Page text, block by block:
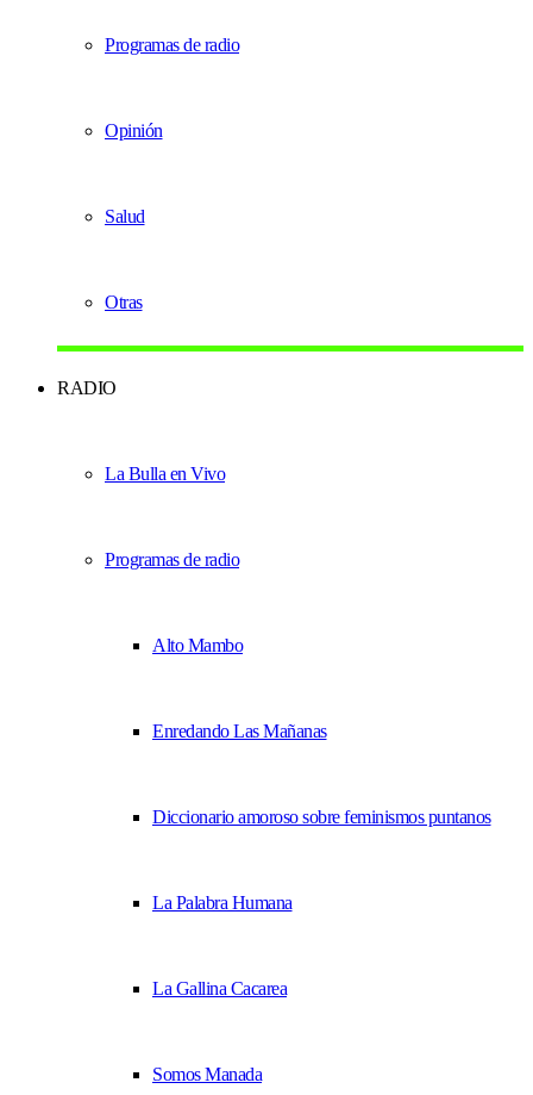
Programas de radio
Opinión
Salud
Otras
RADIO
La Bulla en Vivo
Programas de radio
Alto Mambo
Enredando Las Mañanas
Diccionario amoroso sobre feminismos puntanos
La Palabra Humana
La Gallina Cacarea
Somos Manada